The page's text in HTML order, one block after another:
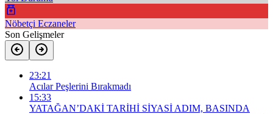
Nöbetçi Eczaneler
Son Gelişmeler
23:21
Acılar Peşlerini Bırakmadı
15:33
YATAĞAN’DAKİ TARİHİ SİYASİ ADIM, BASINDA